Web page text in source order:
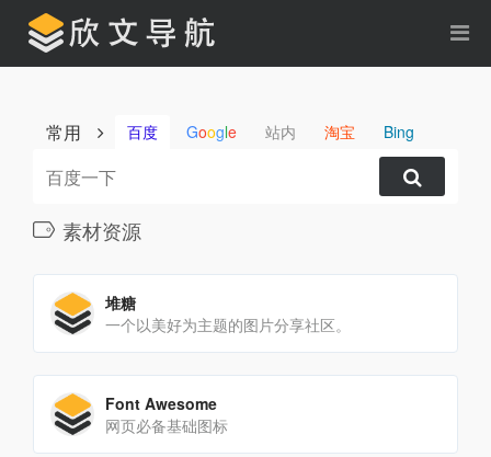
常用 百度 Google 站内 淘宝 Bing
素材资源
堆糖
一个以美好为主题的图片分享社区。
Font Awesome
网页必备基础图标